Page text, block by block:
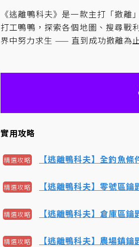
《逃離鴨科夫》是一款主打「撤
打工鴨鴨，探索各個地圖、搜尋戰
界中努力求生 —— 直到成功撤離為
實用攻略
精選攻略 【逃離鴨科夫】全釣魚條
精選攻略 【逃離鴨科夫】零號區鑰
精選攻略 【逃離鴨科夫】倉庫區鑰
精選攻略 【逃離鴨科夫】農場鎮鑰